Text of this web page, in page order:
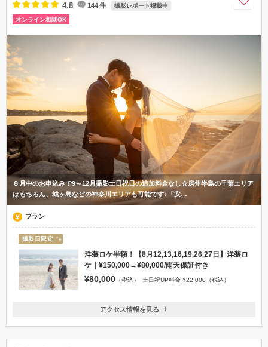
4.8 144件 撮影レポート掲載中
オンライン相談OK
８月中のお申込みで9～12月撮影土日祝日の追加料金なし☆房州半島の千葉エリア
はもちろん、城ヶ島などの神奈川エリアも可能です♪「安…
プラン
撮影日限定
洋装ロケ半額！【8月12,13,16,19,26,27日】洋装ロ
ケ｜¥150,000→¥80,000/雨天保証付き
¥80,000 （税込） 土日祝UP料金 ¥22,000（税込）
千葉県市原市五井西3-13-12
アクセス情報を見る